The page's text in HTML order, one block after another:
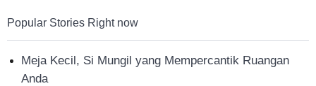
Popular Stories Right now
Meja Kecil, Si Mungil yang Mempercantik Ruangan
Anda